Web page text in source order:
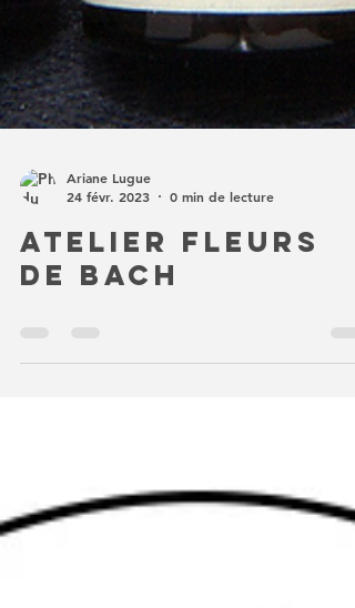
Ariane Lugue
24 févr. 2023
0 min de lecture
Atelier Fleurs